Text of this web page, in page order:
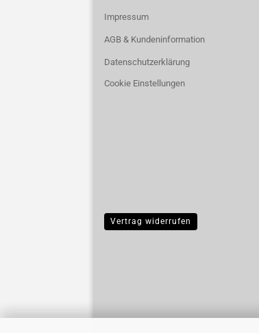
Impressum
AGB & Kundeninformation
Datenschutzerklärung
Cookie Einstellungen
Vertrag widerrufen